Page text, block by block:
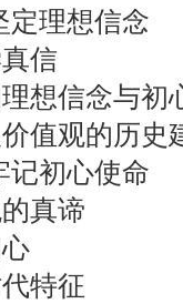
理想信念
信
信念与初
观的历史
初心使命
真谛
特征